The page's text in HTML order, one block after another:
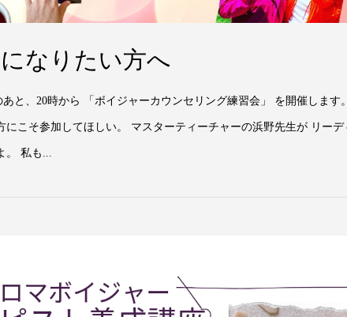
なりたい方へ
、20時から 「ボイジャーカウンセリング練習会」 を開催します
にこそ参加してほしい。 マスターティーチャーの浜野先生が リーデ
私も...